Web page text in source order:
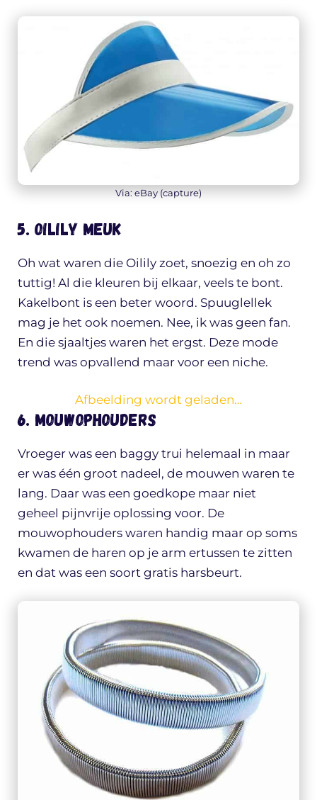
Via: eBay (capture)
5. Oilily meuk
Oh wat waren die Oilily zoet, snoezig en oh zo
tuttig! Al die kleuren bij elkaar, veels te bont.
Kakelbont is een beter woord. Spuuglellek
mag je het ook noemen. Nee, ik was geen fan.
En die sjaaltjes waren het ergst. Deze mode
trend was opvallend maar voor een niche.
Afbeelding wordt geladen…
6. Mouwophouders
Vroeger was een baggy trui helemaal in maar
er was één groot nadeel, de mouwen waren te
lang. Daar was een goedkope maar niet
geheel pijnvrije oplossing voor. De
mouwophouders waren handig maar op soms
kwamen de haren op je arm ertussen te zitten
en dat was een soort gratis harsbeurt.